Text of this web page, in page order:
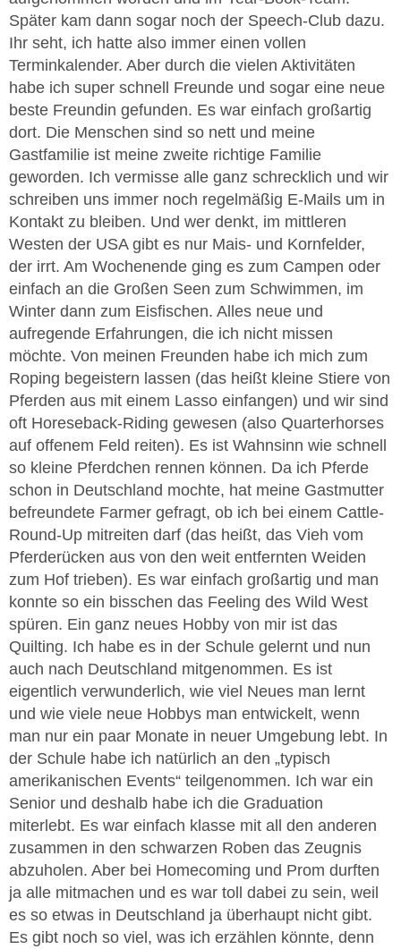
Später kam dann sogar noch der Speech-Club dazu.
Ihr seht, ich hatte also immer einen vollen
Terminkalender. Aber durch die vielen Aktivitäten
habe ich super schnell Freunde und sogar eine neue
beste Freundin gefunden. Es war einfach großartig
dort. Die Menschen sind so nett und meine
Gastfamilie ist meine zweite richtige Familie
geworden. Ich vermisse alle ganz schrecklich und wir
schreiben uns immer noch regelmäßig E-Mails um in
Kontakt zu bleiben. Und wer denkt, im mittleren
Westen der USA gibt es nur Mais- und Kornfelder,
der irrt. Am Wochenende ging es zum Campen oder
einfach an die Großen Seen zum Schwimmen, im
Winter dann zum Eisfischen. Alles neue und
aufregende Erfahrungen, die ich nicht missen
möchte. Von meinen Freunden habe ich mich zum
Roping begeistern lassen (das heißt kleine Stiere von
Pferden aus mit einem Lasso einfangen) und wir sind
oft Horeseback-Riding gewesen (also Quarterhorses
auf offenem Feld reiten). Es ist Wahnsinn wie schnell
so kleine Pferdchen rennen können. Da ich Pferde
schon in Deutschland mochte, hat meine Gastmutter
befreundete Farmer gefragt, ob ich bei einem Cattle-
Round-Up mitreiten darf (das heißt, das Vieh vom
Pferderücken aus von den weit entfernten Weiden
zum Hof trieben). Es war einfach großartig und man
konnte so ein bisschen das Feeling des Wild West
spüren. Ein ganz neues Hobby von mir ist das
Quilting. Ich habe es in der Schule gelernt und nun
auch nach Deutschland mitgenommen. Es ist
eigentlich verwunderlich, wie viel Neues man lernt
und wie viele neue Hobbys man entwickelt, wenn
man nur ein paar Monate in neuer Umgebung lebt. In
der Schule habe ich natürlich an den „typisch
amerikanischen Events“ teilgenommen. Ich war ein
Senior und deshalb habe ich die Graduation
miterlebt. Es war einfach klasse mit all den anderen
zusammen in den schwarzen Roben das Zeugnis
abzuholen. Aber bei Homecoming und Prom durften
ja alle mitmachen und es war toll dabei zu sein, weil
es so etwas in Deutschland ja überhaupt nicht gibt.
Es gibt noch so viel, was ich erzählen könnte, denn